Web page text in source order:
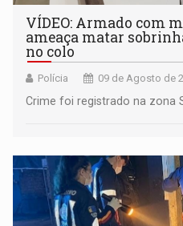
VÍDEO: Armado com
ameaça matar
no colo
Polícia 09 de Agosto de
Crime foi registrado na zona